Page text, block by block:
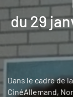
du 29
Dans le cadre de
CinéAllemand,